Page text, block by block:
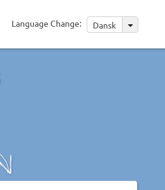
Language Change: Dansk